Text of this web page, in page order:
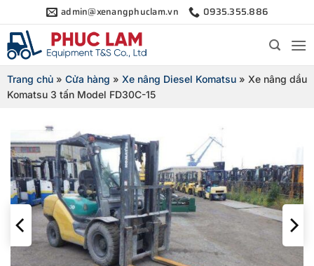
qua
nội
dung
admin@xenangphuclam.vn 0935.355.886
Trang chủ » Cửa hàng » Xe nâng Diesel Komatsu » Xe nâng dầu
Komatsu 3 tấn Model FD30C-15